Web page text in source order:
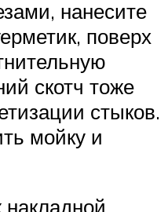
нанесите
поверх
скотч тоже
стыков.
мойку и